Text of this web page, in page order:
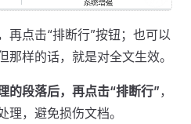
再点击“排断行”按钮；也可以
那样的话，就是对全文生效。
的段落后，再点击“排断行”，
理，避免损伤文档。